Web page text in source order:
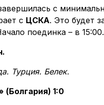
с
с ЦСКА. Это будет
поединка – в 15:00.
Турция. Белек.
(Болгария) 1:0